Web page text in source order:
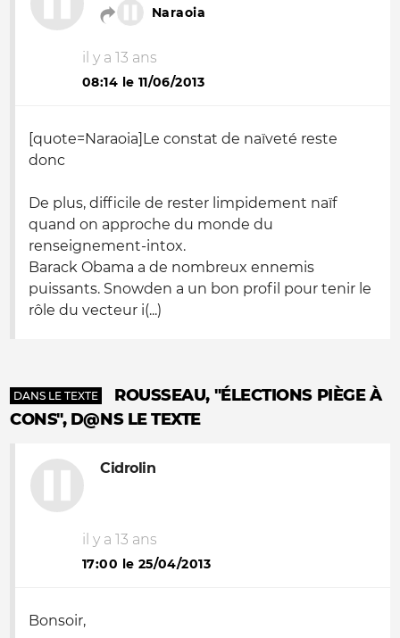
Naraoia
il y a 13 ans
08:14 le 11/06/2013
[quote=Naraoia]Le constat de naïveté reste
donc
De plus, difficile de rester limpidement naïf
quand on approche du monde du
renseignement-intox.
Barack Obama a de nombreux ennemis
puissants. Snowden a un bon profil pour tenir le
rôle du vecteur i(...)
DANS LE TEXTE
ROUSSEAU, "ÉLECTIONS PIÈGE À
CONS", D@NS LE TEXTE
Cidrolin
il y a 13 ans
17:00 le 25/04/2013
Bonsoir,